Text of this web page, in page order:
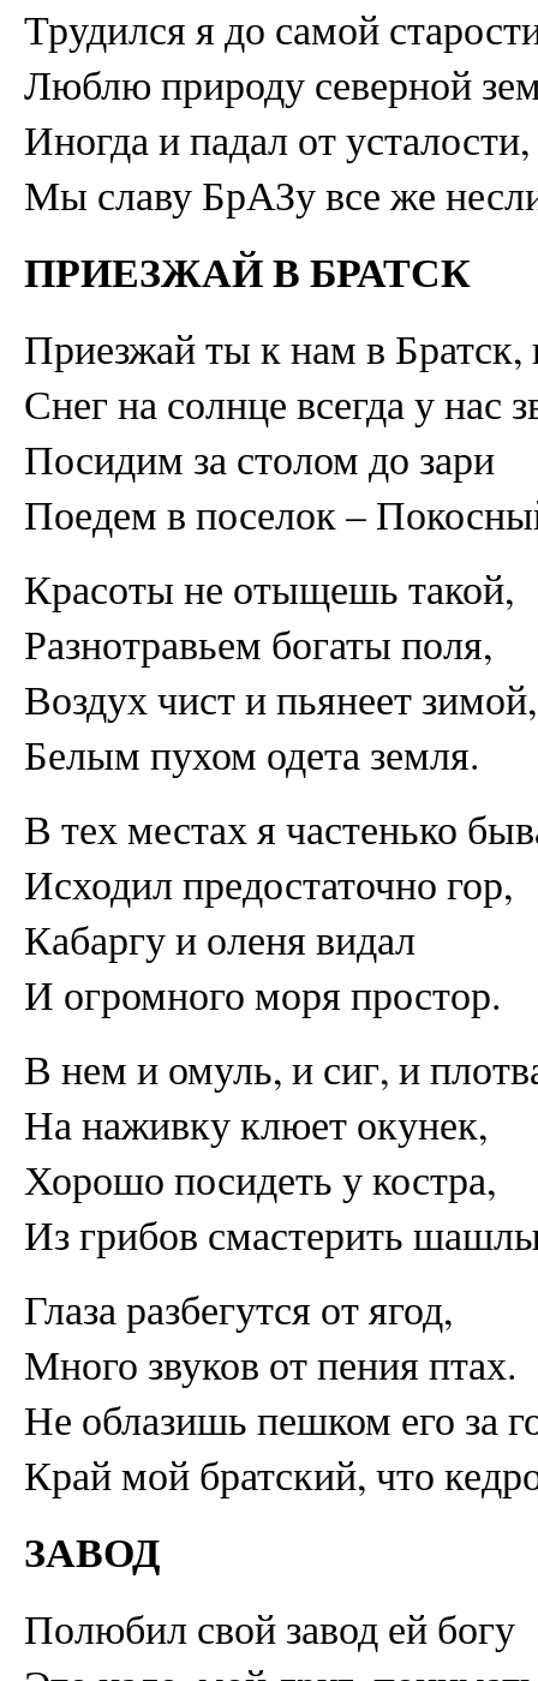
Трудился я до самой
Люблю природу северной
Иногда и падал от усталости,
Мы славу БрАЗу все же
ПРИЕЗЖАЙ В БРАТСК
Приезжай ты к нам в
Снег на солнце всегда у нас
Посидим за столом до зари
Поедем в поселок –
Красоты не отыщешь такой,
Разнотравьем богаты поля,
Воздух чист и пьянеет зимой,
Белым пухом одета земля.
В тех местах я частенько
Исходил предостаточно гор,
Кабаргу и оленя видал
И огромного моря простор.
В нем и омуль, и сиг, и
На наживку клюет окунек,
Хорошо посидеть у костра,
Из грибов смастерить
Глаза разбегутся от ягод,
Много звуков от пения птах.
Не облазишь пешком его за
Край мой братский, что
ЗАВОД
Полюбил свой завод ей богу